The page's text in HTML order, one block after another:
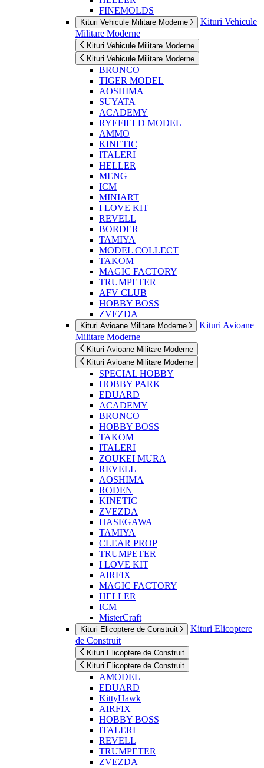
FINEMOLDS
Kituri Vehicule Militare Moderne
Kituri Vehicule
Militare Moderne
Kituri Vehicule Militare Moderne
Kituri Vehicule Militare Moderne
BRONCO
TIGER MODEL
AOSHIMA
SUYATA
ACADEMY
RYEFIELD MODEL
AMMO
KINETIC
ITALERI
HELLER
MENG
ICM
MINIART
I LOVE KIT
REVELL
BORDER
TAMIYA
MODEL COLLECT
TAKOM
MAGIC FACTORY
TRUMPETER
AFV CLUB
HOBBY BOSS
ZVEZDA
Kituri Avioane Militare Moderne
Kituri Avioane
Militare Moderne
Kituri Avioane Militare Moderne
Kituri Avioane Militare Moderne
SPECIAL HOBBY
HOBBY PARK
EDUARD
ACADEMY
BRONCO
HOBBY BOSS
TAKOM
ITALERI
ZOUKEI MURA
REVELL
AOSHIMA
RODEN
KINETIC
ZVEZDA
HASEGAWA
TAMIYA
CLEAR PROP
TRUMPETER
I LOVE KIT
AIRFIX
MAGIC FACTORY
HELLER
ICM
MisterCraft
Kituri Elicoptere de Construit
Kituri Elicoptere
de Construit
Kituri Elicoptere de Construit
Kituri Elicoptere de Construit
AMODEL
EDUARD
KittyHawk
AIRFIX
HOBBY BOSS
ITALERI
REVELL
TRUMPETER
ZVEZDA